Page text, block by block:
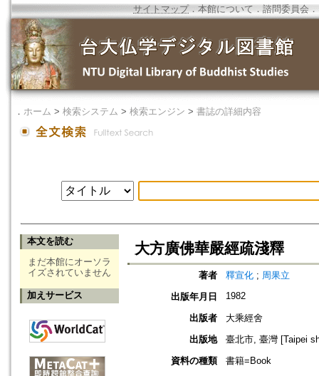
サイトマップ．本館について ． 諮問委員会 ．
． ホーム > 検索システム > 検索エンジン > 書誌の詳細内容
本文を読む
まだ本館にオーソラ
イズされていません
加えサービス
大方廣佛華嚴經疏淺釋
著者 釋宣化 ; 周果立
出版年月日
1982
出版者
大乘經舍
出版地
臺北市, 臺灣 [Taipei
資料の種類
書籍=Book